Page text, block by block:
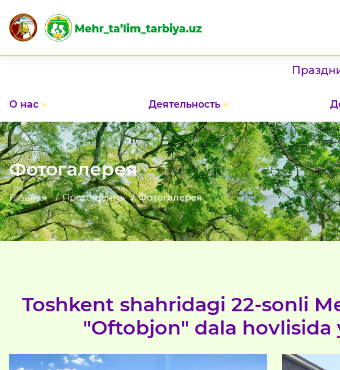
Праздник в Домах
О нас Деятельность
Фотогалерея
Главная Пресс-центр Фотогалерея
Toshkent shahridagi 22-sonli
"Oftobjon" dala hovlisida